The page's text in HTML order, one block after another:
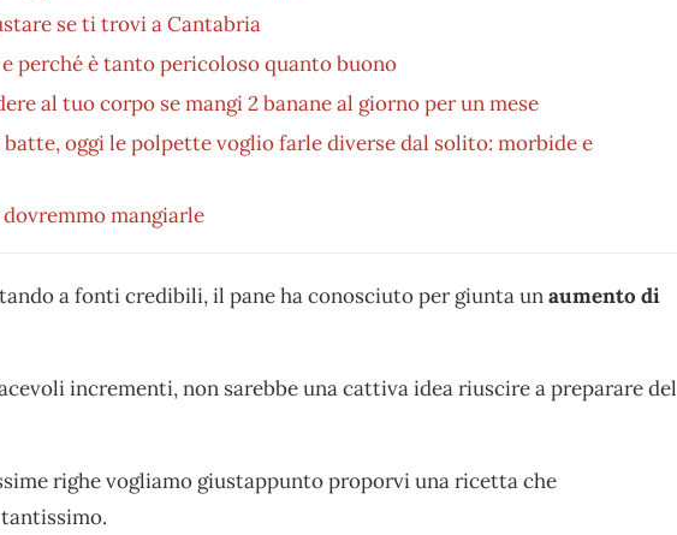
se ti trovi a Cantabria
e perché è tanto pericoloso quanto buono
al tuo corpo se mangi 2 banane al giorno per un mese
oggi le polpette voglio farle diverse dal solito: morbide e
mangiarle
a fonti credibili, il pane ha conosciuto per giunta unaumento di
incrementi, non sarebbe una cattiva idea riuscire a preparare del
righe vogliamo giustappunto proporvi una ricetta che